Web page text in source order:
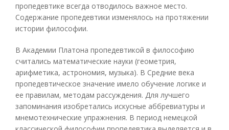
пропедевтике всегда отводилось важное место.
Содержание пропедевтики изменялось на протяжении
истории философии.
В Академии Платона пропедевтикой в философию
считались математические науки (геометрия,
арифметика, астрономия, музыка). В Средние века
пропедевтическое значение имело обучение логике и
ее правилам, методам рассуждения. Для лучшего
запоминания изобретались искусные аббревиатуры и
мнемотехнические упражнения. В период немецкой